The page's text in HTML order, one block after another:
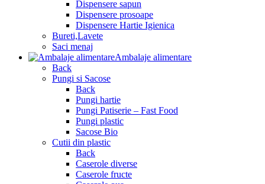
Dispensere sapun
Dispensere prosoape
Dispensere Hartie Igienica
Bureti,Lavete
Saci menaj
Ambalaje alimentare
Back
Pungi si Sacose
Back
Pungi hartie
Pungi Patiserie – Fast Food
Pungi plastic
Sacose Bio
Cutii din plastic
Back
Caserole diverse
Caserole fructe